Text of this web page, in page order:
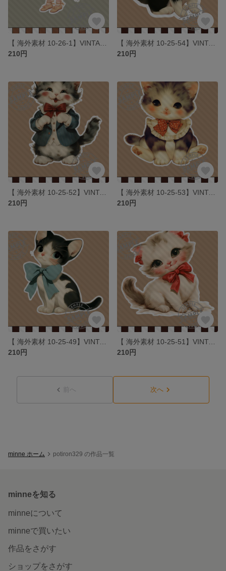
210円
210円
210円
210円
210円
210円
前へ 次へ
minne ホーム potiron329 の作品一覧
minneを知る
minneについて
minneで買いたい
作品をさがす
ショップをさがす